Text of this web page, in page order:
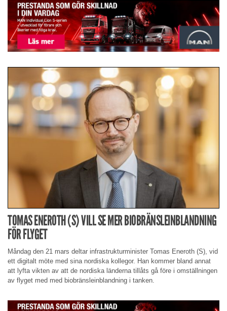
TOMAS ENEROTH (S) VILL SE MER BIOBRÄNSLEINBLANDNING
FÖR FLYGET
Måndag den 21 mars deltar infrastrukturminister Tomas Eneroth (S), vid
ett digitalt möte med sina nordiska kollegor. Han kommer bland annat
att lyfta vikten av att de nordiska länderna tillåts gå före i omställningen
av flyget med med biobränsleinblandning i tanken.